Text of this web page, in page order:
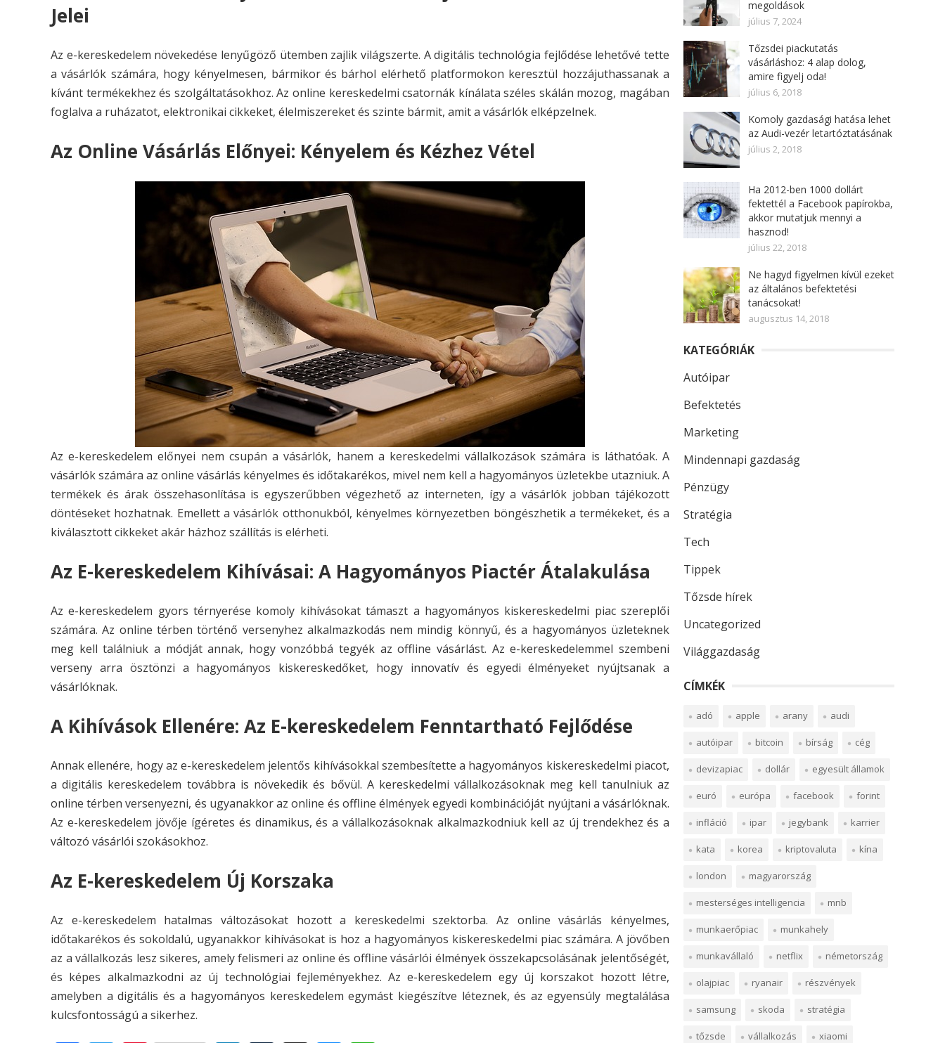
Jelei
Az e-kereskedelem növekedése lenyűgöző ütemben zajlik világszerte. A digitális technológia fejlődése lehetővé tette
a vásárlók számára, hogy kényelmesen, bármikor és bárhol elérhető platformokon keresztül hozzájuthassanak a
kívánt termékekhez és szolgáltatásokhoz. Az online kereskedelmi csatornák kínálata széles skálán mozog, magában
foglalva a ruházatot, elektronikai cikkeket, élelmiszereket és szinte bármit, amit a vásárlók elképzelnek.
Az Online Vásárlás Előnyei: Kényelem és Kézhez Vétel
Az e-kereskedelem előnyei nem csupán a vásárlók, hanem a kereskedelmi vállalkozások számára is láthatóak. A
vásárlók számára az online vásárlás kényelmes és időtakarékos, mivel nem kell a hagyományos üzletekbe utazniuk. A
termékek és árak összehasonlítása is egyszerűbben végezhető az interneten, így a vásárlók jobban tájékozott
döntéseket hozhatnak. Emellett a vásárlók otthonukból, kényelmes környezetben böngészhetik a termékeket, és a
kiválasztott cikkeket akár házhoz szállítás is elérheti.
Az E-kereskedelem Kihívásai: A Hagyományos Piactér Átalakulása
Az e-kereskedelem gyors térnyerése komoly kihívásokat támaszt a hagyományos kiskereskedelmi piac szereplői
számára. Az online térben történő versenyhez alkalmazkodás nem mindig könnyű, és a hagyományos üzleteknek
meg kell találniuk a módját annak, hogy vonzóbbá tegyék az offline vásárlást. Az e-kereskedelemmel szembeni
verseny arra ösztönzi a hagyományos kiskereskedőket, hogy innovatív és egyedi élményeket nyújtsanak a
vásárlóknak.
A Kihívások Ellenére: Az E-kereskedelem Fenntartható Fejlődése
Annak ellenére, hogy az e-kereskedelem jelentős kihívásokkal szembesítette a hagyományos kiskereskedelmi piacot,
a digitális kereskedelem továbbra is növekedik és bővül. A kereskedelmi vállalkozásoknak meg kell tanulniuk az
online térben versenyezni, és ugyanakkor az online és offline élmények egyedi kombinációját nyújtani a vásárlóknak.
Az e-kereskedelem jövője ígéretes és dinamikus, és a vállalkozásoknak alkalmazkodniuk kell az új trendekhez és a
változó vásárlói szokásokhoz.
Az E-kereskedelem Új Korszaka
Az e-kereskedelem hatalmas változásokat hozott a kereskedelmi szektorba. Az online vásárlás kényelmes,
időtakarékos és sokoldalú, ugyanakkor kihívásokat is hoz a hagyományos kiskereskedelmi piac számára. A jövőben
az a vállalkozás lesz sikeres, amely felismeri az online és offline vásárlói élmények összekapcsolásának jelentőségét,
és képes alkalmazkodni az új technológiai fejleményekhez. Az e-kereskedelem egy új korszakot hozott létre,
amelyben a digitális és a hagyományos kereskedelem egymást kiegészítve léteznek, és az egyensúly megtalálása
kulcsfontosságú a sikerhez.
megoldások
július 7, 2024
Tőzsdei piackutatás
vásárláshoz: 4 alap dolog,
amire figyelj oda!
július 6, 2018
Komoly gazdasági hatása lehet
az Audi-vezér letartóztatásának
július 2, 2018
Ha 2012-ben 1000 dollárt
fektettél a Facebook papírokba,
akkor mutatjuk mennyi a
hasznod!
július 22, 2018
Ne hagyd figyelmen kívül ezeket
az általános befektetési
tanácsokat!
augusztus 14, 2018
KATEGÓRIÁK
Autóipar
Befektetés
Marketing
Mindennapi gazdaság
Pénzügy
Stratégia
Tech
Tippek
Tőzsde hírek
Uncategorized
Világgazdaság
CÍMKÉK
adó apple arany audi
autóipar bitcoin bírság cég
devizapiac dollár egyesült államok
euró európa facebook forint
infláció ipar jegybank karrier
kata korea kriptovaluta kína
london magyarország
mesterséges intelligencia mnb
munkaerőpiac munkahely
munkavállaló netflix németország
olajpiac ryanair részvények
samsung skoda stratégia
tőzsde vállalkozás xiaomi